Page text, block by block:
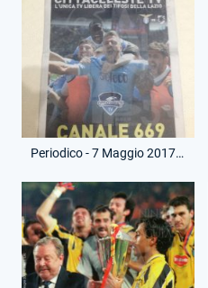
Periodico - 7 Maggio 2017 - Città Celeste - Lazio-Sampdoria